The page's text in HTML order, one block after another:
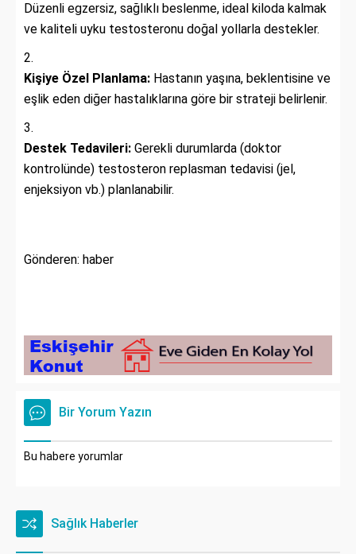
Düzenli egzersiz, sağlıklı beslenme, ideal kiloda kalmak
ve kaliteli uyku testosteronu doğal yollarla destekler.
Kişiye Özel Planlama: Hastanın yaşına, beklentisine ve
eşlik eden diğer hastalıklarına göre bir strateji belirlenir.
Destek Tedavileri: Gerekli durumlarda (doktor
kontrolünde) testosteron replasman tedavisi (jel,
enjeksiyon vb.) planlanabilir.
Gönderen: haber
Bir Yorum Yazın
Bu habere yorumlar
Sağlık Haberler